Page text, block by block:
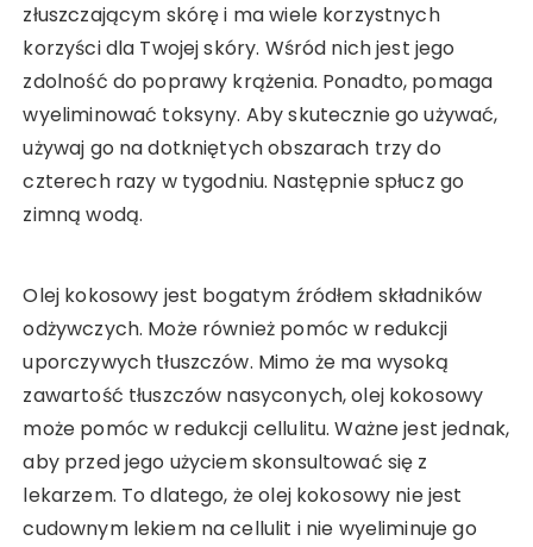
złuszczającym skórę i ma wiele korzystnych
korzyści dla Twojej skóry. Wśród nich jest jego
zdolność do poprawy krążenia. Ponadto, pomaga
wyeliminować toksyny. Aby skutecznie go używać,
używaj go na dotkniętych obszarach trzy do
czterech razy w tygodniu. Następnie spłucz go
zimną wodą.
Olej kokosowy jest bogatym źródłem składników
odżywczych. Może również pomóc w redukcji
uporczywych tłuszczów. Mimo że ma wysoką
zawartość tłuszczów nasyconych, olej kokosowy
może pomóc w redukcji cellulitu. Ważne jest jednak,
aby przed jego użyciem skonsultować się z
lekarzem. To dlatego, że olej kokosowy nie jest
cudownym lekiem na cellulit i nie wyeliminuje go